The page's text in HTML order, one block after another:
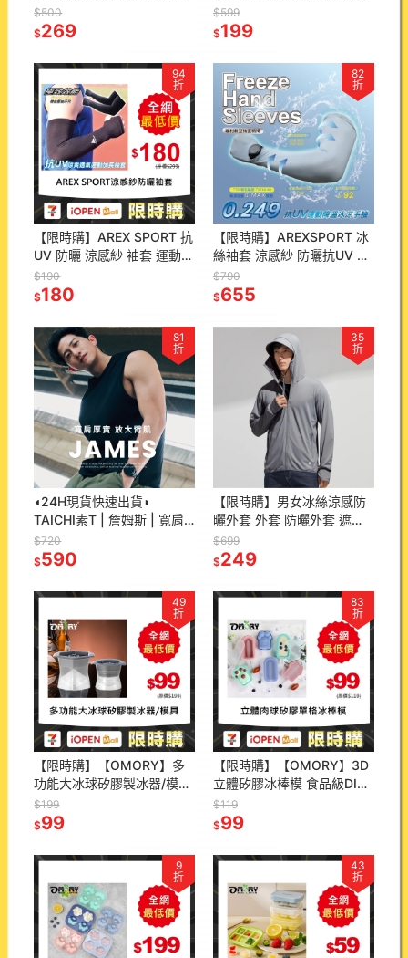
B / 寵物降溫 寵物涼墊 冰絲
寵物墊 冰絲墊
$500
$269
脖 狗冰涼圍脖 降溫圍脖 涼
感圍巾 消暑圍巾 涼感巾 涼
$599
$199
94
折
【限時購】AREX SPORT 抗
UV 防曬 涼感紗 袖套 運動袖
套 外送員 透氣 運動 台灣製
AS-3464
$190
$180
82
折
【限時購】AREXSPORT 冰
絲袖套 涼感紗 防曬抗UV 降
溫（隱藏式開口 ) TTRI涼感
檢測 冰絲
$790
$655
81
折
◖24H現貨快速出貨◗
TAICHI素T | 詹姆斯 | 寬肩
背心 厚挺純棉 休閒健身男生
T恤 JAMES
$720
$590
35
折
【限時購】男女冰絲涼感防
曬外套 外套 防曬外套 遮陽
外套 連帽外套 情侶裝 男外
套 女外套 運動外套 戶外防
$699
$249
49
折
【限時購】【OMORY】多
功能大冰球矽膠製冰器/模具
威士忌冰球模・圓形冰塊模
具・調酒冰球神器・可重複
$199
$99
83
折
【限時購】【OMORY】3D
立體矽膠冰棒模 食品級DIY
冰棒模具｜自製雪糕模具｜
冰淇淋模｜可重複使用製冰
$119
$99
9
折
43
折